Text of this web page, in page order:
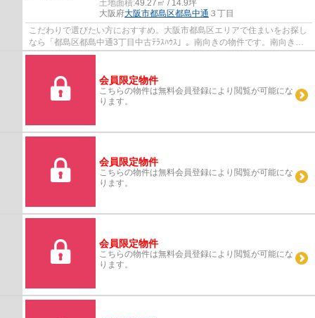
土地面積:49.27㎡ / 14.9坪
大阪府大阪市都島区都島中通 ３丁目
こだわりで選びたい方におすすめ。大阪市都島区エリアで住まいをお探し
なら「都島区都島中通3丁目中古ﾃﾗｽﾊｳｽ」。南向きの物件です。南向きの
物件をお探しの方、コチラよりご覧ください...
会員限定物件
こちらの物件は無料会員登録により閲覧が可能にな
ります。
会員限定物件
こちらの物件は無料会員登録により閲覧が可能にな
ります。
会員限定物件
こちらの物件は無料会員登録により閲覧が可能にな
ります。